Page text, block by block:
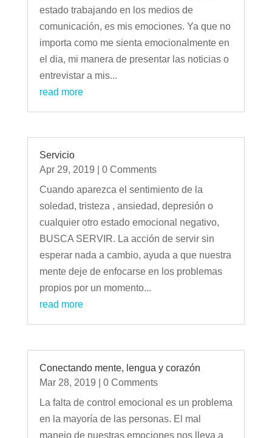
estado trabajando en los medios de
comunicación, es mis emociones. Ya que no
importa como me sienta emocionalmente en
el dia, mi manera de presentar las noticias o
entrevistar a mis...
read more
Servicio
Apr 29, 2019 | 0 Comments
Cuando aparezca el sentimiento de la
soledad, tristeza , ansiedad, depresión o
cualquier otro estado emocional negativo,
BUSCA SERVIR. La acción de servir sin
esperar nada a cambio, ayuda a que nuestra
mente deje de enfocarse en los problemas
propios por un momento...
read more
Conectando mente, lengua y corazón
Mar 28, 2019 | 0 Comments
La falta de control emocional es un problema
en la mayoría de las personas. El mal
manejo de nuestras emociones nos lleva a